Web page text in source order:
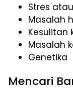
Stres
Masalah
Kesulitan
Masalah
Genetika
Mencari